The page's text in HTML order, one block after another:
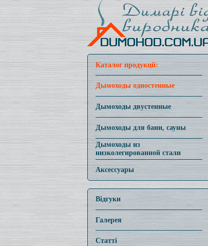
Каталог продукції:
Дымоходы одностенные
Дымоходы двустенные
Дымоходы для бани, сауны
Дымоходы из
низколегированной стали
Аксессуары
Відгуки
Галерея
Статті